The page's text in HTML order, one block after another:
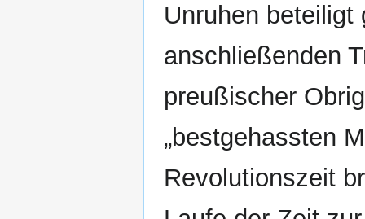
Unruhen
anschließenden
preußischer
„bestgehassten
Revolutionszeit